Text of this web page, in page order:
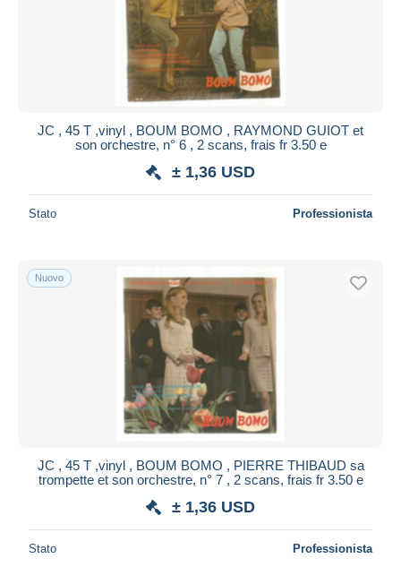
JC , 45 T ,vinyl , BOUM BOMO , RAYMOND GUIOT et
son orchestre, n° 6 , 2 scans, frais fr 3.50 e
± 1,36 USD
Stato Professionista
Nuovo
JC , 45 T ,vinyl , BOUM BOMO , PIERRE THIBAUD sa
trompette et son orchestre, n° 7 , 2 scans, frais fr 3.50 e
± 1,36 USD
Stato Professionista